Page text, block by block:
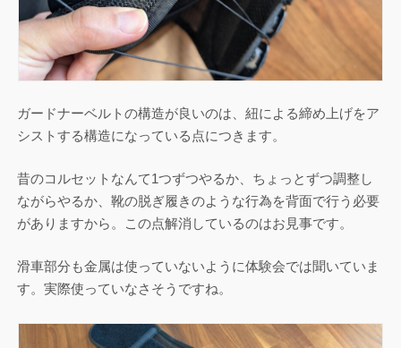
ガードナーベルトの構造が良いのは、紐による締め上げをア
シストする構造になっている点につきます。
昔のコルセットなんて1つずつやるか、ちょっとずつ調整し
ながらやるか、靴の脱ぎ履きのような行為を背面で行う必要
がありますから。この点解消しているのはお見事です。
滑車部分も金属は使っていないように体験会では聞いていま
す。実際使っていなさそうですね。